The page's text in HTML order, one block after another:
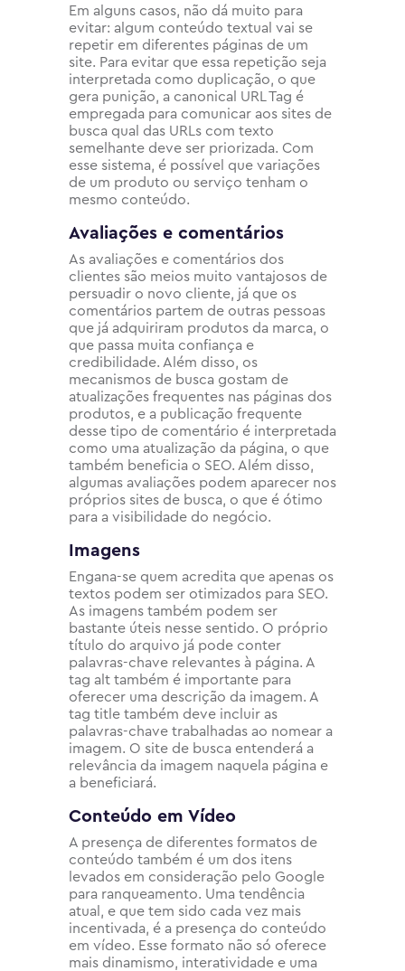
Em alguns casos, não dá muito para
evitar: algum conteúdo textual vai se
repetir em diferentes páginas de um
site. Para evitar que essa repetição seja
interpretada como duplicação, o que
gera punição, a canonical URL Tag é
empregada para comunicar aos sites de
busca qual das URLs com texto
semelhante deve ser priorizada. Com
esse sistema, é possível que variações
de um produto ou serviço tenham o
mesmo conteúdo.
Avaliações e comentários
As avaliações e comentários dos
clientes são meios muito vantajosos de
persuadir o novo cliente, já que os
comentários partem de outras pessoas
que já adquiriram produtos da marca, o
que passa muita confiança e
credibilidade. Além disso, os
mecanismos de busca gostam de
atualizações frequentes nas páginas dos
produtos, e a publicação frequente
desse tipo de comentário é interpretada
como uma atualização da página, o que
também beneficia o SEO. Além disso,
algumas avaliações podem aparecer nos
próprios sites de busca, o que é ótimo
para a visibilidade do negócio.
Imagens
Engana-se quem acredita que apenas os
textos podem ser otimizados para SEO.
As imagens também podem ser
bastante úteis nesse sentido. O próprio
título do arquivo já pode conter
palavras-chave relevantes à página. A
tag alt também é importante para
oferecer uma descrição da imagem. A
tag title também deve incluir as
palavras-chave trabalhadas ao nomear a
imagem. O site de busca entenderá a
relevância da imagem naquela página e
a beneficiará.
Conteúdo em Vídeo
A presença de diferentes formatos de
conteúdo também é um dos itens
levados em consideração pelo Google
para ranqueamento. Uma tendência
atual, e que tem sido cada vez mais
incentivada, é a presença do conteúdo
em vídeo. Esse formato não só oferece
mais dinamismo, interatividade e uma